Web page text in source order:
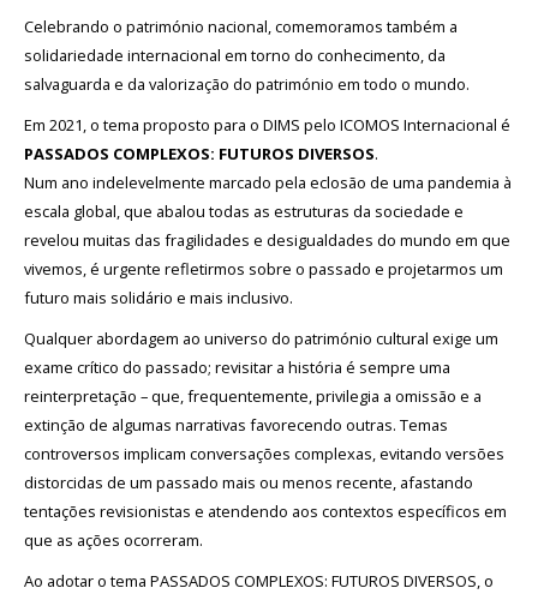
e
Protocolos
de
colaboração
Público
e
voluntariado
NOTICIAS
Outras
Arquivo
AGENDA
Actividades
Arquivo
Celebrando o património nacional, comemoramos também a
solidariedade internacional em torno do conhecimento, da
salvaguarda e da valorização do património em todo o mundo.
Em 2021, o tema proposto para o DIMS pelo ICOMOS Internacional é
PASSADOS COMPLEXOS: FUTUROS DIVERSOS.
Num ano indelevelmente marcado pela eclosão de uma pandemia à
escala global, que abalou todas as estruturas da sociedade e
revelou muitas das fragilidades e desigualdades do mundo em que
vivemos, é urgente refletirmos sobre o passado e projetarmos um
futuro mais solidário e mais inclusivo.
Qualquer abordagem ao universo do património cultural exige um
exame crítico do passado; revisitar a história é sempre uma
reinterpretação – que, frequentemente, privilegia a omissão e a
extinção de algumas narrativas favorecendo outras. Temas
controversos implicam conversações complexas, evitando versões
distorcidas de um passado mais ou menos recente, afastando
tentações revisionistas e atendendo aos contextos específicos em
que as ações ocorreram.
Ao adotar o tema PASSADOS COMPLEXOS: FUTUROS DIVERSOS, o